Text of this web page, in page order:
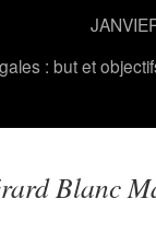
: but et
Blanc